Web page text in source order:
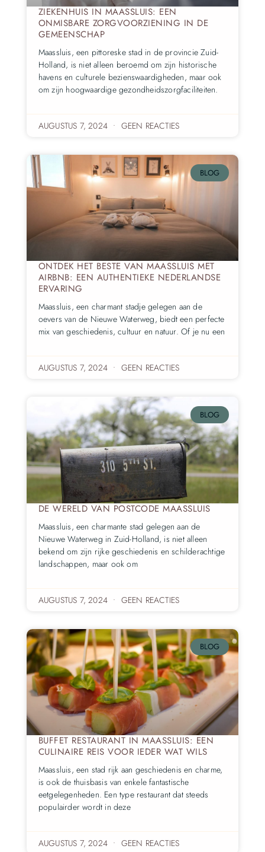
ZIEKENHUIS IN MAASSLUIS: EEN
ONMISBARE ZORGVOORZIENING IN DE
GEMEENSCHAP
Maassluis, een pittoreske stad in de provincie Zuid-
Holland, is niet alleen beroemd om zijn historische
havens en culturele bezienswaardigheden, maar ook
om zijn hoogwaardige gezondheidszorgfaciliteiten.
AUGUSTUS 7, 2024 GEEN REACTIES
BLOG
ONTDEK HET BESTE VAN MAASSLUIS MET
AIRBNB: EEN AUTHENTIEKE NEDERLANDSE
ERVARING
Maassluis, een charmant stadje gelegen aan de
oevers van de Nieuwe Waterweg, biedt een perfecte
mix van geschiedenis, cultuur en natuur. Of je nu een
AUGUSTUS 7, 2024 GEEN REACTIES
BLOG
DE WERELD VAN POSTCODE MAASSLUIS
Maassluis, een charmante stad gelegen aan de
Nieuwe Waterweg in Zuid-Holland, is niet alleen
bekend om zijn rijke geschiedenis en schilderachtige
landschappen, maar ook om
AUGUSTUS 7, 2024 GEEN REACTIES
BLOG
BUFFET RESTAURANT IN MAASSLUIS: EEN
CULINAIRE REIS VOOR IEDER WAT WILS
Maassluis, een stad rijk aan geschiedenis en charme,
is ook de thuisbasis van enkele fantastische
eetgelegenheden. Een type restaurant dat steeds
populairder wordt in deze
AUGUSTUS 7, 2024 GEEN REACTIES